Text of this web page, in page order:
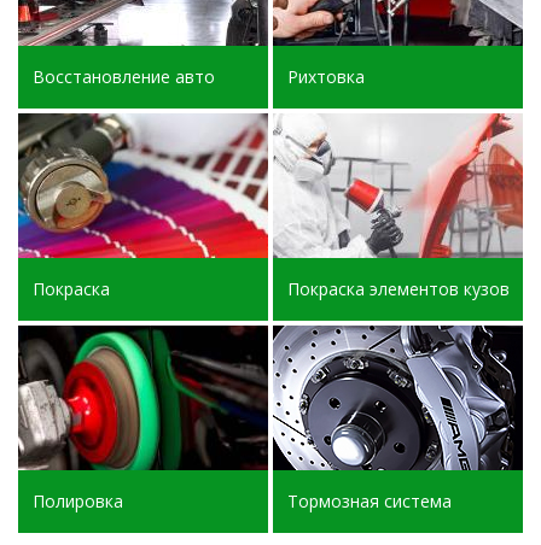
Восстановление авто Рихтовка
Покраска Покраска элементов кузова
Полировка Тормозная система